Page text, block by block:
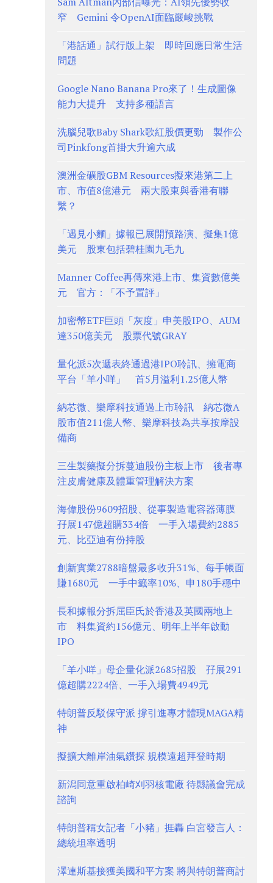
窄 Gemini 令OpenAI面臨嚴峻挑戰
「港話通」試行版上架 即時回應日常生活
問題
Google Nano Banana Pro來了！生成圖像
能力大提升 支持多種語言
洗腦兒歌Baby Shark歌紅股價更勁 製作公
司Pinkfong首掛大升逾六成
澳洲金礦股GBM Resources擬來港第二上
市、市值8億港元 兩大股東與香港有聯
繫？
「遇見小麵」據報已展開預路演、擬集1億
美元 股東包括碧桂園九毛九
Manner Coffee再傳來港上市、集資數億美
元 官方：「不予置評」
加密幣ETF巨頭「灰度」申美股IPO、AUM
達350億美元 股票代號GRAY
量化派5次遞表終通過港IPO聆訊、擁電商
平台「羊小咩」 首5月溢利1.25億人幣
納芯微、樂摩科技通過上市聆訊 納芯微A
股市值211億人幣、樂摩科技為共享按摩設
備商
三生製藥擬分拆蔓迪股份主板上市 後者專
注皮膚健康及體重管理解決方案
海偉股份9609招股、從事製造電容器薄膜
孖展147億超購334倍 一手入場費約2885
元、比亞迪有份持股
創新實業2788暗盤最多收升31%、每手帳面
賺1680元 一手中籤率10%、申180手穩中
長和據報分拆屈臣氏於香港及英國兩地上
市 料集資約156億元、明年上半年啟動
IPO
「羊小咩」母企量化派2685招股 孖展291
億超購2224倍、一手入場費4949元
特朗普反駁保守派 撐引進專才體現MAGA精
神
擬擴大離岸油氣鑽探 規模遠超拜登時期
新潟同意重啟柏崎刈羽核電廠 待縣議會完成
諮詢
特朗普稱女記者「小豬」捱轟 白宮發言人：
總統坦率透明
澤連斯基接獲美國和平方案 將與特朗普商討